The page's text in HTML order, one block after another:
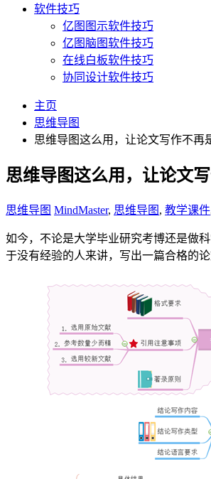
软件技巧
亿图图示软件技巧
亿图脑图软件技巧
在线白板软件技巧
协同设计软件技巧
主页
思维导图
思维导图这么用，让论文写作不再
思维导图这么用，让论文写
思维导图 MindMaster, 思维导图 , 教学课件
如今，不论是大学毕业研究考博还是做
于没有经验的人来讲，写出一篇合格的